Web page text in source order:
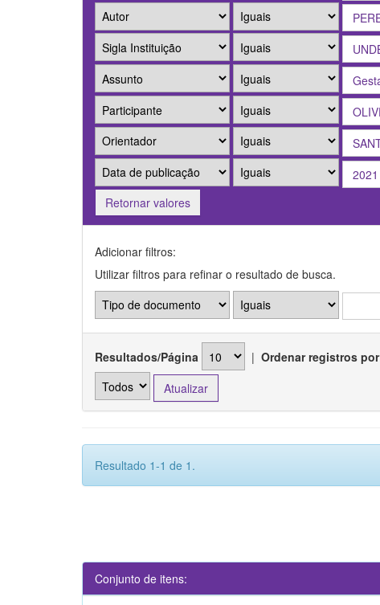
Retornar valores
Adicionar filtros:
Utilizar filtros para refinar o resultado de busca.
Resultados/Página | Ordenar registros por
Resultado 1-1 de 1.
Conjunto de itens: